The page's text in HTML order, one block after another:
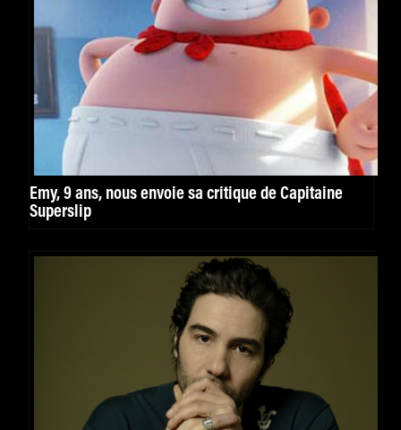
Emy, 9 ans, nous envoie sa critique de Capitaine
Superslip